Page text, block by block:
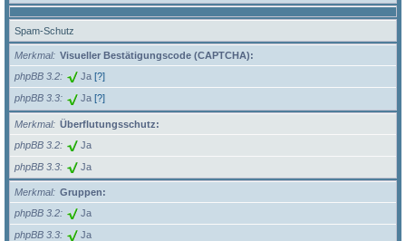
Spam-Schutz
Merkmal
Visueller Bestätigungscode (CAPTCHA):
phpBB 3.2
Ja [?]
phpBB 3.3 Ja [?]
Merkmal
Überflutungsschutz:
phpBB 3.2
Ja
phpBB 3.3 Ja
Merkmal
Gruppen:
phpBB 3.2
Ja
phpBB 3.3 Ja